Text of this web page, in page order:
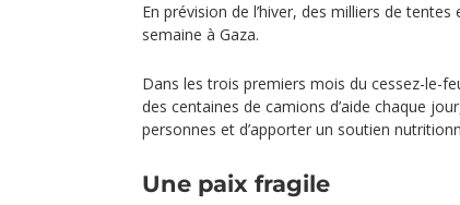
En prévision de l’hiver, des milliers de
semaine à Gaza.
Dans les trois premiers mois du cessez-le-
des centaines de camions d’aide chaque
personnes et d’apporter un soutien
Une paix fragile